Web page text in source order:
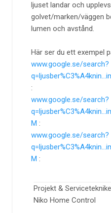
ljuset landar och
golvet/marken/väggen
lumen och avstånd.
Här ser du ett exempel
www.google.se/search?
:
www.google.se/search?
M :
www.google.se/search?
M :
Projekt &
Niko Home Control